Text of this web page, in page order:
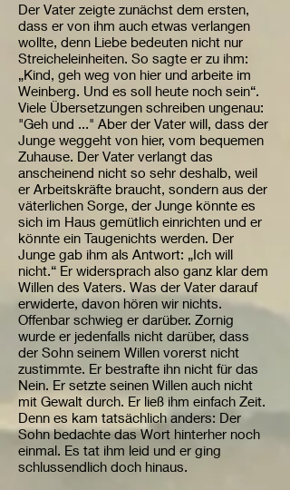
Der Vater zeigte zunächst dem ersten,
dass er von ihm auch etwas verlangen
wollte, denn Liebe bedeuten nicht nur
Streicheleinheiten. So sagte er zu ihm:
„Kind, geh weg von hier und arbeite im
Weinberg. Und es soll heute noch sein“.
Viele Übersetzungen schreiben ungenau:
"Geh und ..." Aber der Vater will, dass der
Junge weggeht von hier, vom bequemen
Zuhause. Der Vater verlangt das
anscheinend nicht so sehr deshalb, weil
er Arbeitskräfte braucht, sondern aus der
väterlichen Sorge, der Junge könnte es
sich im Haus gemütlich einrichten und er
könnte ein Taugenichts werden. Der
Junge gab ihm als Antwort: „Ich will
nicht.“ Er widersprach also ganz klar dem
Willen des Vaters. Was der Vater darauf
erwiderte, davon hören wir nichts.
Offenbar schwieg er darüber. Zornig
wurde er jedenfalls nicht darüber, dass
der Sohn seinem Willen vorerst nicht
zustimmte. Er bestrafte ihn nicht für das
Nein. Er setzte seinen Willen auch nicht
mit Gewalt durch. Er ließ ihm einfach Zeit.
Denn es kam tatsächlich anders: Der
Sohn bedachte das Wort hinterher noch
einmal. Es tat ihm leid und er ging
schlussendlich doch hinaus.